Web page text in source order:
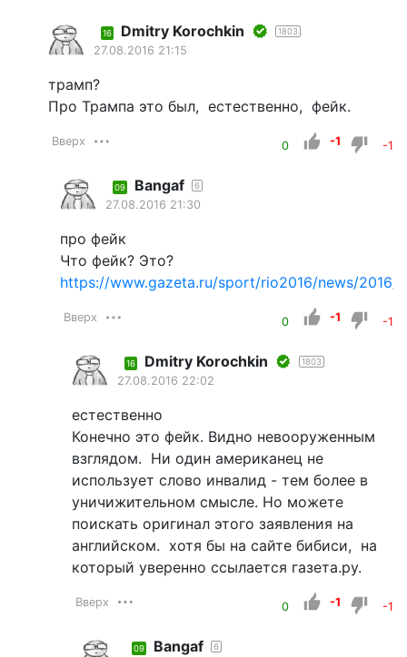
16 Dmitry Korochkin 1803
27.08.2016 21:15
трамп?
Про Трампа это был, естественно, фейк.
Вверх 0 -1 -1
09 Bangaf 6
27.08.2016 21:30
про фейк
Что фейк? Это?
https://www.gazeta.ru/sport/rio2016/news/2016/
Вверх 0 -1 -1
16 Dmitry Korochkin 1803
27.08.2016 22:02
естественно
Конечно это фейк. Видно невооруженным
взглядом. Ни один американец не
использует слово инвалид - тем более в
уничижительном смысле. Но можете
поискать оригинал этого заявления на
английском. хотя бы на сайте бибиси, на
который уверенно ссылается газета.ру.
Вверх 0 -1 -1
09 Bangaf 6